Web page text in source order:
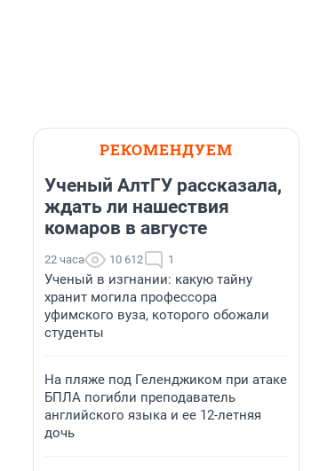
РЕКОМЕНДУЕМ
Ученый АлтГУ рассказала,
ждать ли нашествия
комаров в августе
22 часа 10 612 1
Ученый в изгнании: какую тайну
хранит могила профессора
уфимского вуза, которого обожали
студенты
На пляже под Геленджиком при атаке
БПЛА погибли преподаватель
английского языка и ее 12-летняя
дочь